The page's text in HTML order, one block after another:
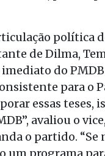
política
de Dilma,
do
para o
essas teses,
avaliou o
o partido. “Se